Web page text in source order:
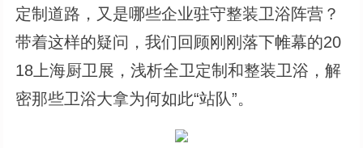
定制道路，又是哪些企业驻守整装卫浴阵营？
带着这样的疑问，我们回顾刚刚落下帷幕的20
18上海厨卫展，浅析全卫定制和整装卫浴，解
密那些卫浴大拿为何如此“站队”。